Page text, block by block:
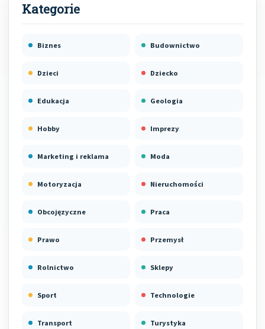
Biznes Budownictwo
Dzieci Dziecko
Edukacja Geologia
Hobby Imprezy
Marketing i reklama Moda
Motoryzacja Nieruchomości
Obcojęzyczne Praca
Prawo Przemysł
Rolnictwo Sklepy
Sport Technologie
Transport Turystyka